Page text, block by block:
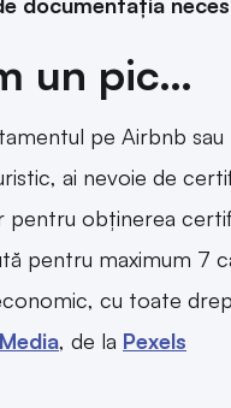
un pic…
pe Airbnb
ai nevoie de
pentru obținerea
pentru maximum 7
cu toate
, de la Pexels